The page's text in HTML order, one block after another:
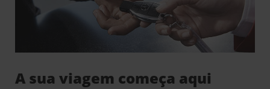
A sua viagem começa aqui